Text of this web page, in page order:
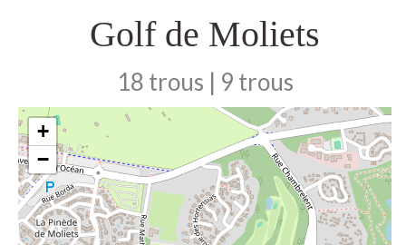
Golf de Moliets
18 trous | 9 trous
+
−